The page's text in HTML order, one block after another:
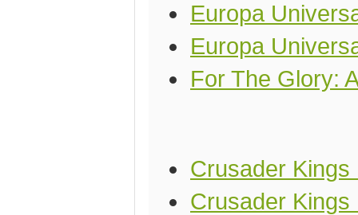
Europa
Europa
For The Glory:
Crusader Kings
Crusader Kings